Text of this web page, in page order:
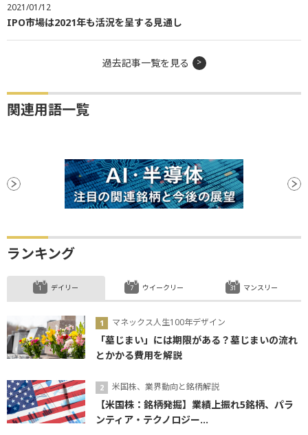
2021/01/12
IPO市場は2021年も活況を呈する見通し
過去記事一覧を見る
関連用語一覧
ランキング
デイリー
マネックス人生100年デザイン
「墓じまい」には期限がある？墓じまいの流れ
とかかる費用を解説
米国株、業界動向と銘柄解説
【米国株：銘柄発掘】業績上振れ5銘柄、パラ
ンティア・テクノロジー...
ウイークリー マンスリー